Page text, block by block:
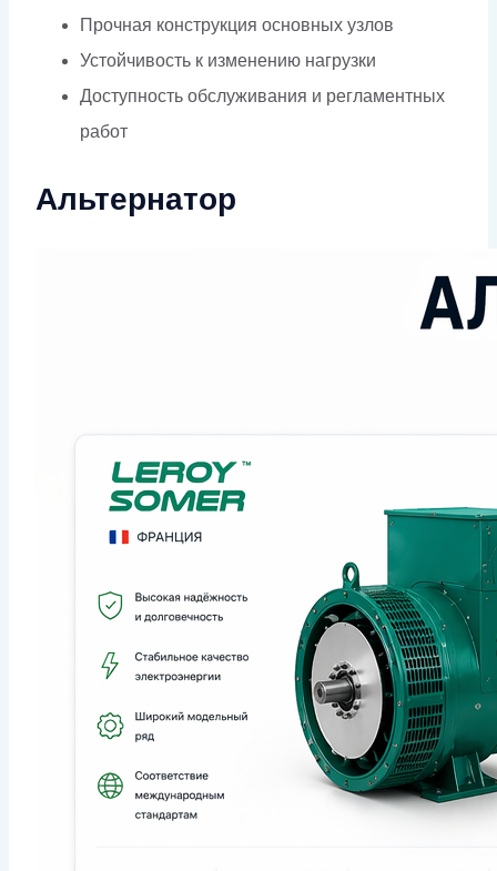
Прочная конструкция основных узлов
Устойчивость к изменению нагрузки
Доступность обслуживания и регламентных
работ
Альтернатор